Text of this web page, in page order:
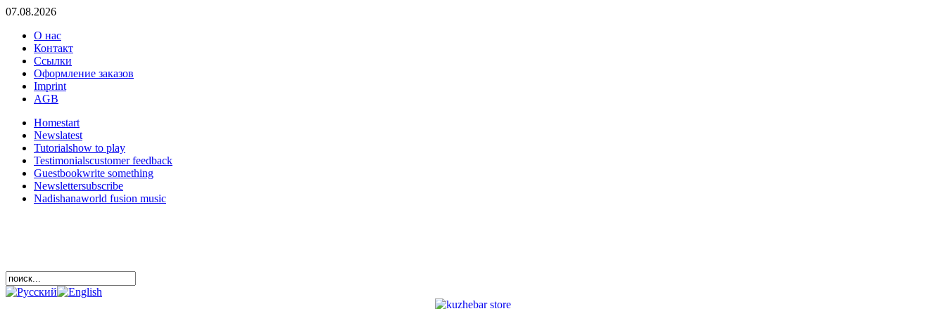
07.08.2026
О нас
Контакт
Ссылки
Оформление заказов
Imprint
AGB
Homestart
Newslatest
Tutorialshow to play
Testimonialscustomer feedback
Guestbookwrite something
Newslettersubscribe
Nadishanaworld fusion music